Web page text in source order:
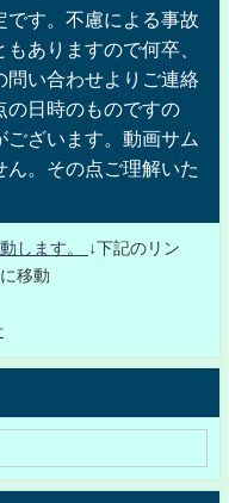
です。不慮による事故
ありますので何卒、
問い合わせよりご連絡
の日時のものですの
ございます。動画サム
ん。その点ご理解いた
します。
↓下記のリン
移動